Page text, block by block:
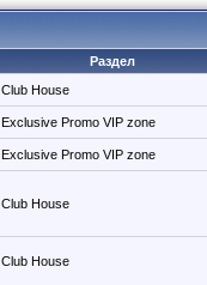
Раздел
Club House
Exclusive Promo VIP zone
Exclusive Promo VIP zone
Club House
Club House